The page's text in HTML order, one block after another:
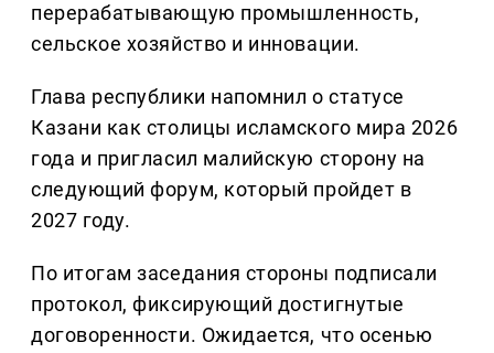
перерабатывающую промышленность,
сельское хозяйство и инновации.
Глава республики напомнил о статусе
Казани как столицы исламского мира 2026
года и пригласил малийскую сторону на
следующий форум, который пройдет в
2027 году.
По итогам заседания стороны подписали
протокол, фиксирующий достигнутые
договоренности. Ожидается, что осенью